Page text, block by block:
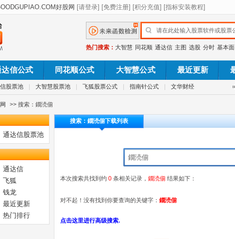
热门搜索： 大智慧 同花顺 通达信 主图 选股 分时 基本面
达信公式 同花顺公式 大智慧公式 最近更新
股票池 大智慧股票池 飞狐股票公式 指南针公式 文华财经
>> 搜索：鐗涜偂
通达信股票池
通达信
飞狐
钱龙
最近更新
热门排行
搜索：鐗涜偂下载列表
本次搜索共找到约 0 条相关记录， 鐗涜偂 结果如下：
对不起！没有找到你要查询的关键字： 鐗涜偂
点击这里进行高级搜索.